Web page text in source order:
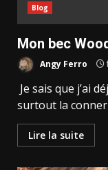
Blog
Mon bec
Angy Ferro
Je sais que j’ai
surtout la
Lire la suite